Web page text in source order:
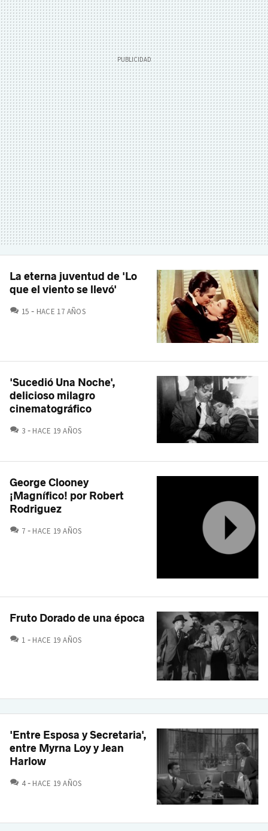
La eterna juventud de 'Lo
que el viento se llevó'
15 COMENTARIOS
HACE 17 AÑOS
'Sucedió Una Noche',
delicioso milagro
cinematográfico
3 COMENTARIOS
HACE 19 AÑOS
George Clooney
¡Magnífico! por Robert
Rodriguez
7 COMENTARIOS
HACE 19 AÑOS
Fruto Dorado de una época
1 COMENTARIOS
HACE 19 AÑOS
'Entre Esposa y Secretaria',
entre Myrna Loy y Jean
Harlow
4 COMENTARIOS
HACE 19 AÑOS